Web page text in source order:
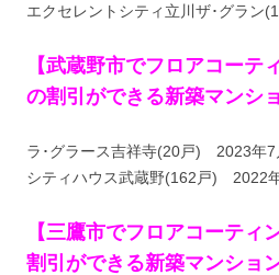
エクセレントシティ立川ザ･グラン
【武蔵野市でフロアコーテ
の割引ができる新築マンシ
ラ･グラース吉祥寺(20戸) 2023年7
シティハウス武蔵野(162戸) 2022
【三鷹市でフロアコーティ
割引ができる新築マンショ